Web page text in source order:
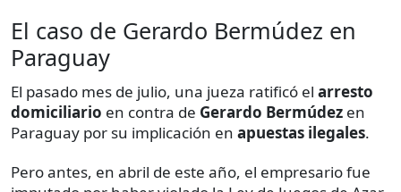
El caso de Gerardo Bermúdez en
Paraguay
El pasado mes de julio, una jueza ratificó el arresto
domiciliario en contra de Gerardo Bermúdez en
Paraguay por su implicación en apuestas ilegales.
Pero antes, en abril de este año, el empresario fue